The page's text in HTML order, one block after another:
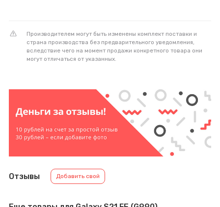
Производителем могут быть изменены комплект поставки и
страна производства без предварительного уведомления,
вследствие чего на момент продажи конкретного товара они
могут отличаться от указанных.
Отзывы Добавить свой